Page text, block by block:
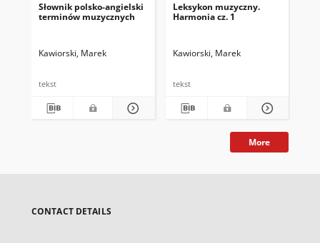
Słownik polsko-angielski
terminów muzycznych
Kawiorski, Marek
tekst
Leksykon muzyczny.
Harmonia cz. 1
Kawiorski, Marek
tekst
More
CONTACT DETAILS